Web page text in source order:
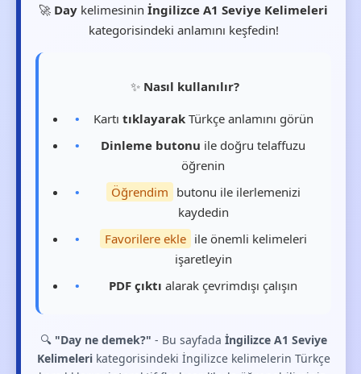
🚀 Day kelimesininİngilizce A1 Seviye Kelimeleri
kategorisindeki anlamını keşfedin!
✨ Nasıl kullanılır?
Kartı tıklayarakTürkçe anlamını görün
Dinleme butonu ile doğru telaffuzu
öğrenin
Öğrendim butonu ile ilerlemenizi
kaydedin
Favorilere ekle ile önemli kelimeleri
işaretleyin
PDF çıktı alarak çevrimdışı çalışın
🔍 "Day ne demek?" - Bu sayfada İngilizce A1 Seviye
Kelimelerikategorisindeki İngilizce kelimelerin Türkçe